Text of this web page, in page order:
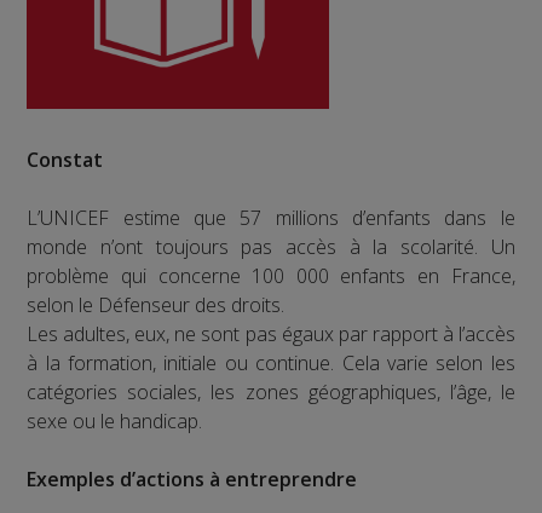
Constat
L’UNICEF estime que 57 millions d’enfants dans le
monde n’ont toujours pas accès à la scolarité. Un
problème qui concerne 100 000 enfants en France,
selon le Défenseur des droits.
Les adultes, eux, ne sont pas égaux par rapport à l’accès
à la formation, initiale ou continue. Cela varie selon les
catégories sociales, les zones géographiques, l’âge, le
sexe ou le handicap.
Exemples d’actions à entreprendre